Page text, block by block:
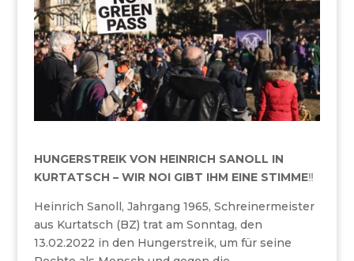
HUNGERSTREIK VON HEINRICH SANOLL IN
KURTATSCH – WIR NOI GIBT IHM EINE STIMME‼️
Heinrich Sanoll, Jahrgang 1965, Schreinermeister
aus Kurtatsch (BZ) trat am Sonntag, den
13.02.2022 in den Hungerstreik, um für seine